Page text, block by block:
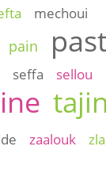
mechoui
pain
seffa sellou
zaalouk